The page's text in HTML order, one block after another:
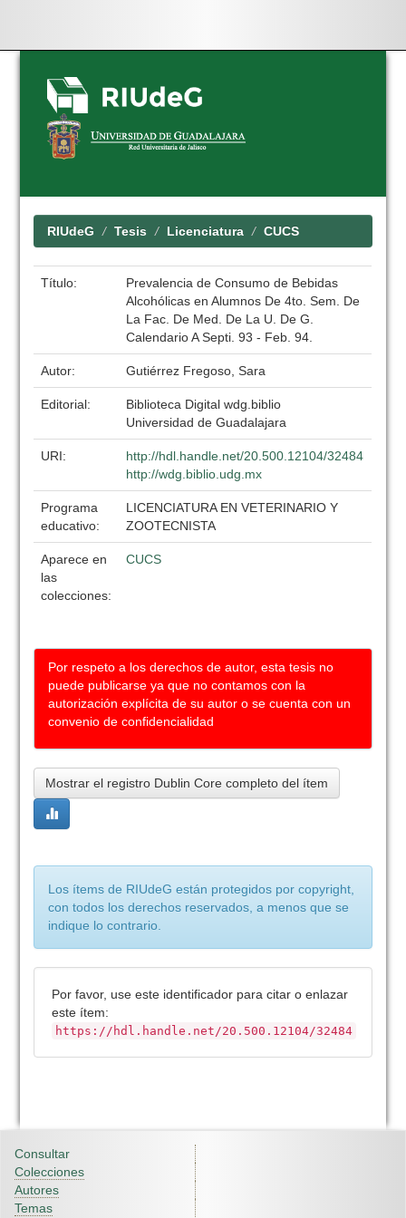
Skip
navigation
RIUdeG Tesis Licenciatura CUCS
Título:
Prevalencia de Consumo de Bebidas
Alcohólicas en Alumnos De 4to. Sem. De
La Fac. De Med. De La U. De G.
Calendario A Septi. 93 - Feb. 94.
Autor: Gutiérrez Fregoso, Sara
Editorial:
Biblioteca Digital wdg.biblio
Universidad de Guadalajara
URI:
http://hdl.handle.net/20.500.12104/32484
http://wdg.biblio.udg.mx
Programa
educativo:
LICENCIATURA EN VETERINARIO Y
ZOOTECNISTA
Aparece en
las
colecciones:
CUCS
Por respeto a los derechos de autor, esta tesis no
puede publicarse ya que no contamos con la
autorización explícita de su autor o se cuenta con un
convenio de confidencialidad
Mostrar el registro Dublin Core completo del ítem
Los ítems de RIUdeG están protegidos por copyright,
con todos los derechos reservados, a menos que se
indique lo contrario.
Por favor, use este identificador para citar o enlazar
este ítem:
https://hdl.handle.net/20.500.12104/32484
Consultar
Colecciones
Autores
Temas